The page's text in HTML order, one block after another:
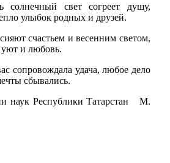
солнечный свет согреет душу,
улыбок родных и друзей.
счастьем и весенним светом,
уют и любовь.
сопровождала удача, любое дело
сбывались.
наук Республики Татарстан М.